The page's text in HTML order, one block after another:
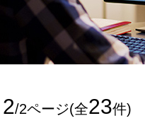
2/2ページ(全23件)